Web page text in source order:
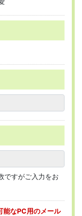
ですがご入力をお
能なPC用のメール